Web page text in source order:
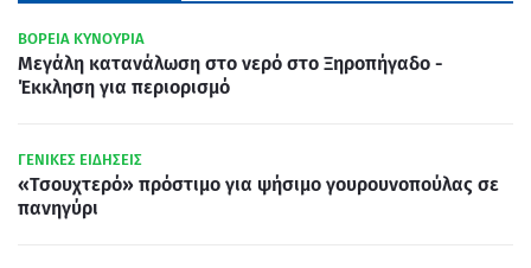
ΒΟΡΕΙΑ ΚΥΝΟΥΡΙΑ
Μεγάλη κατανάλωση στο νερό στο Ξηροπήγαδο -
Έκκληση για περιορισμό
ΓΕΝΙΚΕΣ ΕΙΔΗΣΕΙΣ
«Τσουχτερό» πρόστιμο για ψήσιμο γουρουνοπούλας σε
πανηγύρι